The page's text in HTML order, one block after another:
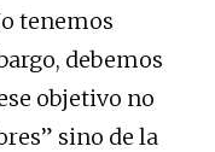
tenemos
debemos
objetivo no
sino de la